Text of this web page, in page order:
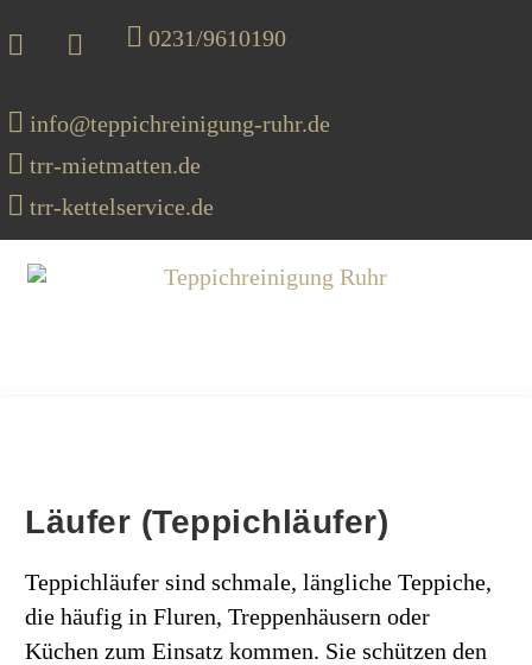
0231/9610190
info@teppichreinigung-ruhr.de
trr-mietmatten.de
trr-kettelservice.de
Läufer (Teppichläufer)
Teppichläufer sind schmale, längliche Teppiche,
die häufig in Fluren, Treppenhäusern oder
Küchen zum Einsatz kommen. Sie schützen den